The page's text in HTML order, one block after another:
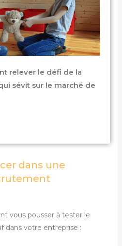
relever le défi de la
sévit sur le marché de
dans une
vous pousser à tester le
dans votre entreprise :